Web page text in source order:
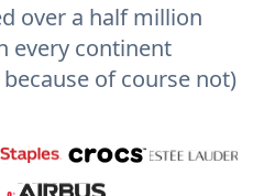
over a half million
every continent
of course not)